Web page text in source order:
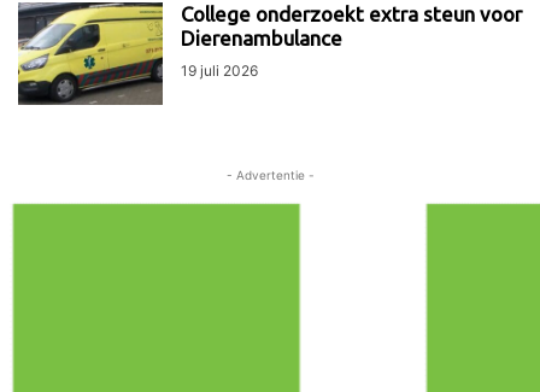
College onderzoekt extra steun voor
Dierenambulance
19 juli 2026
- Advertentie -